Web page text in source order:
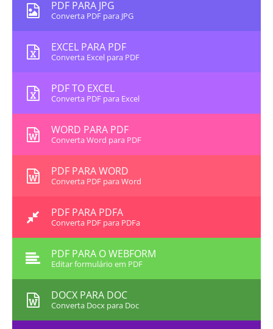
PDF PARA JPG
Converta PDF para JPG
EXCEL PARA PDF
Converta Excel para PDF
PDF TO EXCEL
Converta PDF para Excel
WORD PARA PDF
Converta Word para PDF
PDF PARA WORD
Converta PDF para Word
PDF PARA PDFA
Converta PDF para PDFa
PDF PARA O WEBFORM
Editar formulário em PDF
DOCX PARA DOC
Converta Docx para Doc